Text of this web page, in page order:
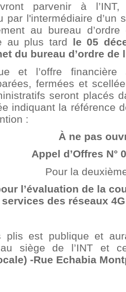
parvenir à
par l'intermédiaire d’un
au bureau
au plus tard le 05
du bureau d’ordre de
et l’offre
fermées et
seront placés
indiquant la référence
:
À ne pas
Appel d’Offres N°
Pour la
l’évaluation de la
services des réseaux
plis est publique et
au siège de l’INT et
-Rue Echabia